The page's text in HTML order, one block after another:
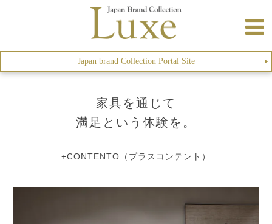
Japan brand Collection Portal Site ▶︎
家具を通じて
満足という体験を。
+CONTENTO（プラスコンテント）